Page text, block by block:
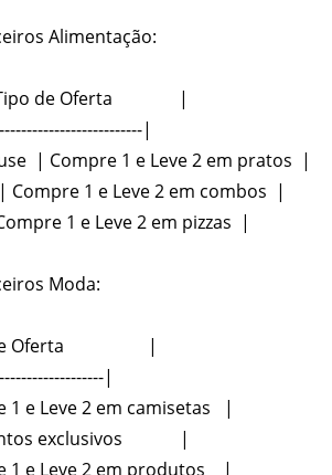
Alimentação:
de Oferta               |
|
| Compre 1 e Leve 2 em pratos  |
Compre 1 e Leve 2 em combos  |
1 e Leve 2 em pizzas  |
Moda:
|
|
e Leve 2 em camisetas   |
exclusivos             |